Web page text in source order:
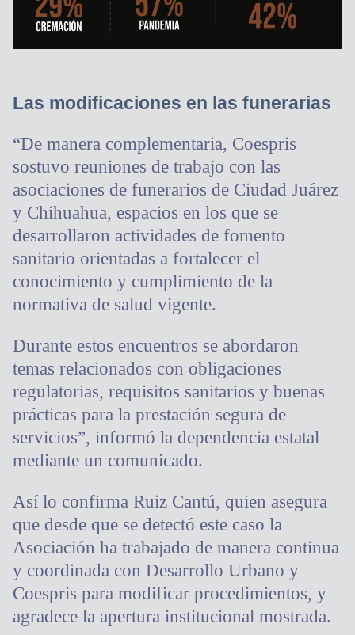
Las modificaciones en las funerarias
“De manera complementaria, Coespris
sostuvo reuniones de trabajo con las
asociaciones de funerarios de Ciudad Juárez
y Chihuahua, espacios en los que se
desarrollaron actividades de fomento
sanitario orientadas a fortalecer el
conocimiento y cumplimiento de la
normativa de salud vigente.
Durante estos encuentros se abordaron
temas relacionados con obligaciones
regulatorias, requisitos sanitarios y buenas
prácticas para la prestación segura de
servicios”, informó la dependencia estatal
mediante un comunicado.
Así lo confirma Ruiz Cantú, quien asegura
que desde que se detectó este caso la
Asociación ha trabajado de manera continua
y coordinada con Desarrollo Urbano y
Coespris para modificar procedimientos, y
agradece la apertura institucional mostrada.